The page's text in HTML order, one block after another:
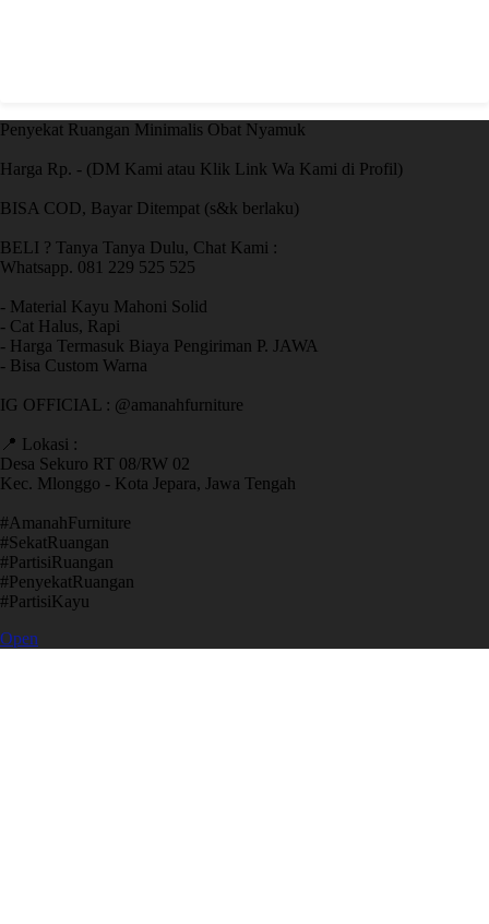
Penyekat Ruangan Minimalis Obat Nyamuk
Harga Rp. - (DM Kami atau Klik Link Wa Kami di Profil)
BISA COD, Bayar Ditempat (s&k berlaku)
BELI ? Tanya Tanya Dulu, Chat Kami :
Whatsapp. 081 229 525 525
- Material Kayu Mahoni Solid
- Cat Halus, Rapi
- Harga Termasuk Biaya Pengiriman P. JAWA
- Bisa Custom Warna
IG OFFICIAL : @amanahfurniture
📍 Lokasi :
Desa Sekuro RT 08/RW 02
Kec. Mlonggo - Kota Jepara, Jawa Tengah
​#AmanahFurniture
​#SekatRuangan
​#PartisiRuangan
​#PenyekatRuangan
​#PartisiKayu
Open